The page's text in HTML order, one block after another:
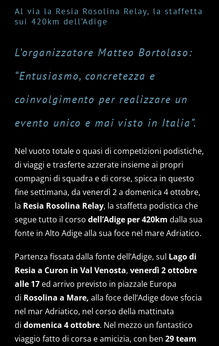
Al via la Resia Rosolina Relay, la staffetta
sui 420km dell’Adige
L’organizzatore Matteo Bortolaso:
“Entusiasmo, concretezza e
coinvolgimento per realizzare un
evento unico e mai visto in Italia”.
Nel vuoto totale o quasi di competizioni podistiche,
di viaggi e trasferte azzerate insieme ai propri
compagni di squadra e di corse, spicca in questo
fine settimana, da venerdì 2 a domenica 4 ottobre,
la Resia Rosolina Relay, la staffetta podistica che
segue tutto il corso dell’Adige per 420km dalla sua
fonte in Alto Adige alla sua foce nel mare Adriatico.
Partenza fissata dalla fonte dell’Adige, sul Lago di
Resia a Curon in Val Venosta, venerdì 2 ottobre
alle 17ed arrivo previsto in piazzale Europa
di Rosolina a Mare, alla foce dell’Adige dove sfocia
nel mar Adriatico, nel corso della mattinata
di domenica 4 ottobre. Nel mezzo un fantastico
viaggio fatto di corsa e amicizia, con ben 29 team